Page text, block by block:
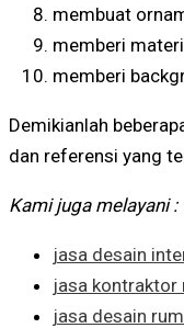
membuat
memberi
memberi
Demikianlah
dan referensi yang
Kami juga melayani :
jasa desain
jasa kontraktor
jasa desain